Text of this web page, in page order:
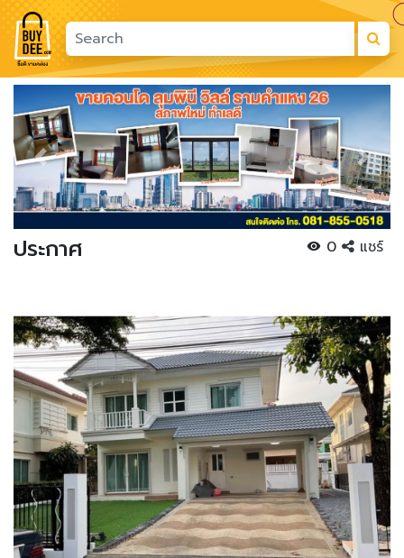
Previous Next
ประกาศ 0 แชร์